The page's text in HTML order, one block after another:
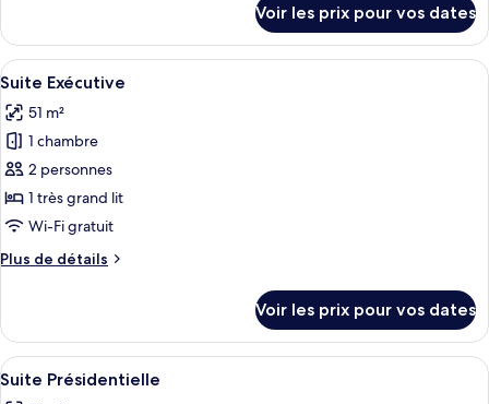
Suite
Deluxe
le
type
de
Suite
Deluxe
Voir les prix pour vos dates
Afficher
toutes
les
photos
pour
ce
type
chambre :
Une chambre d’hôtel avec un lit à
5
Suite Exécutive
51 m²
1 chambre
2 personnes
1 très grand lit
Wi-Fi gratuit
Plus de détails
Plus
le
type
de
Voir les prix pour vos dates
Afficher
toutes
Un lit à baldaquin à quatre poteaux
5
Suite Présidentielle